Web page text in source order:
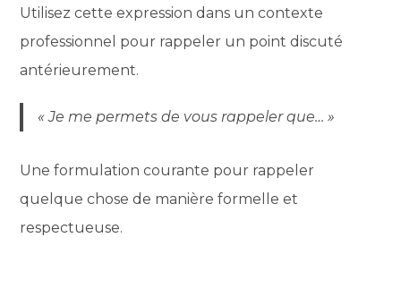
Utilisez cette expression dans un contexte
professionnel pour rappeler un point discuté
antérieurement.
« Je me permets de vous rappeler que… »
Une formulation courante pour rappeler
quelque chose de manière formelle et
respectueuse.